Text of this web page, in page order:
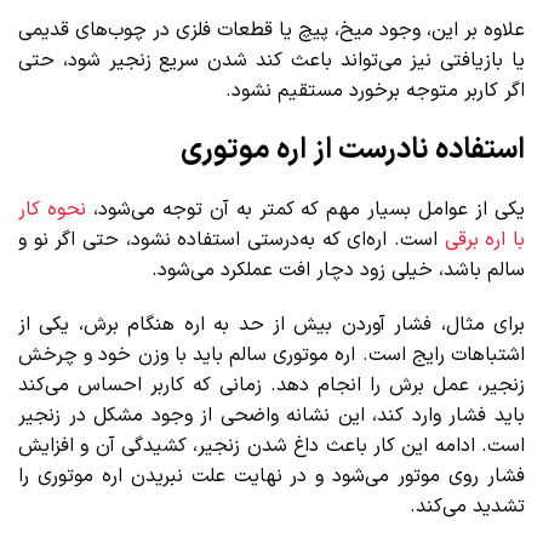
علاوه بر این، وجود میخ، پیچ یا قطعات فلزی در چوب‌های قدیمی
یا بازیافتی نیز می‌تواند باعث کند شدن سریع زنجیر شود، حتی
اگر کاربر متوجه برخورد مستقیم نشود.
استفاده نادرست از اره موتوری
یکی از عوامل بسیار مهم که کمتر به آن توجه می‌شود، نحوه کار
با اره برقی است. اره‌ای که به‌درستی استفاده نشود، حتی اگر نو و
سالم باشد، خیلی زود دچار افت عملکرد می‌شود.
برای مثال، فشار آوردن بیش از حد به اره هنگام برش، یکی از
اشتباهات رایج است. اره موتوری سالم باید با وزن خود و چرخش
زنجیر، عمل برش را انجام دهد. زمانی که کاربر احساس می‌کند
باید فشار وارد کند، این نشانه واضحی از وجود مشکل در زنجیر
است. ادامه این کار باعث داغ شدن زنجیر، کشیدگی آن و افزایش
فشار روی موتور می‌شود و در نهایت علت نبریدن اره موتوری را
تشدید می‌کند.